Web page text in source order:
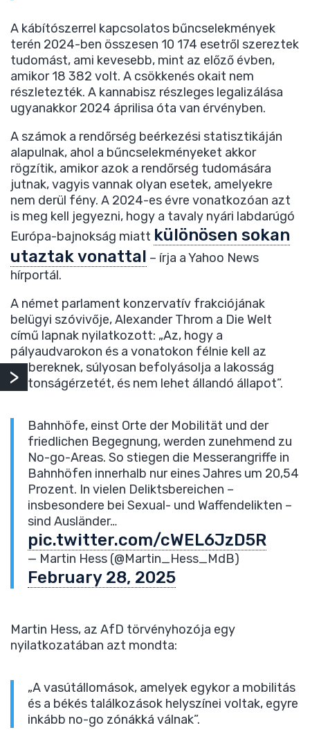
A kábítószerrel kapcsolatos bűncselekmények
terén 2024-ben összesen 10 174 esetről szereztek
tudomást, ami kevesebb, mint az előző évben,
amikor 18 382 volt. A csökkenés okait nem
részletezték. A kannabisz részleges legalizálása
ugyanakkor 2024 áprilisa óta van érvényben.
A számok a rendőrség beérkezési statisztikáján
alapulnak, ahol a bűncselekményeket akkor
rögzítik, amikor azok a rendőrség tudomására
jutnak, vagyis vannak olyan esetek, amelyekre
nem derül fény. A 2024-es évre vonatkozóan azt
is meg kell jegyezni, hogy a tavaly nyári labdarúgó
Európa-bajnokság miatt különösen sokan
utaztak vonattal – írja a Yahoo News
hírportál.
A német parlament konzervatív frakciójának
belügyi szóvivője, Alexander Throm a Die Welt
című lapnak nyilatkozott: „Az, hogy a
pályaudvarokon és a vonatokon félnie kell az
embereknek, súlyosan befolyásolja a lakosság
biztonságérzetét, és nem lehet állandó állapot”.
Bahnhöfe, einst Orte der Mobilität und der
friedlichen Begegnung, werden zunehmend zu
No-go-Areas. So stiegen die Messerangriffe in
Bahnhöfen innerhalb nur eines Jahres um 20,54
Prozent. In vielen Deliktsbereichen –
insbesondere bei Sexual- und Waffendelikten –
sind Ausländer…
pic.twitter.com/cWEL6JzD5R
— Martin Hess (@Martin_Hess_MdB)
February 28, 2025
Martin Hess, az AfD törvényhozója egy
nyilatkozatában azt mondta:
„A vasútállomások, amelyek egykor a mobilitás
és a békés találkozások helyszínei voltak, egyre
inkább no-go zónákká válnak”.